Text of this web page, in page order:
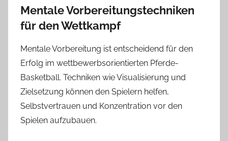
Mentale Vorbereitungstechniken
für den Wettkampf
Mentale Vorbereitung ist entscheidend für den
Erfolg im wettbewerbsorientierten Pferde-
Basketball. Techniken wie Visualisierung und
Zielsetzung können den Spielern helfen,
Selbstvertrauen und Konzentration vor den
Spielen aufzubauen.